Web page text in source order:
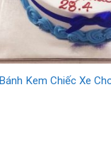
Bánh Kem Chiếc Xe